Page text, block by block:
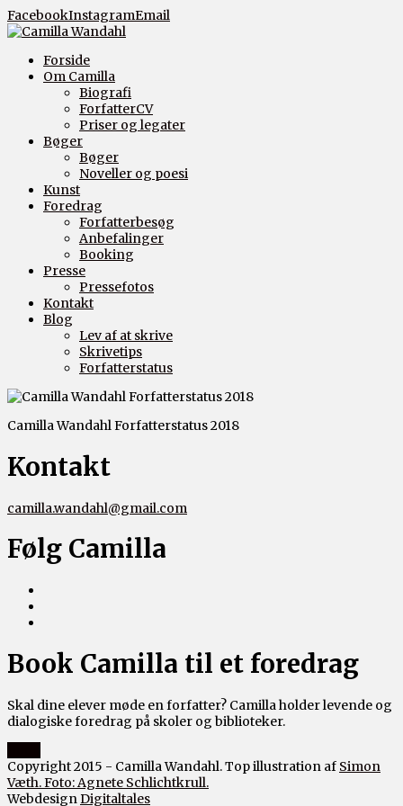
FacebookInstagramEmail
Forside
Om Camilla
Biografi
ForfatterCV
Priser og legater
Bøger
Bøger
Noveller og poesi
Kunst
Foredrag
Forfatterbesøg
Anbefalinger
Booking
Presse
Pressefotos
Kontakt
Blog
Lev af at skrive
Skrivetips
Forfatterstatus
Camilla Wandahl Forfatterstatus 2018
Kontakt
camilla.wandahl@gmail.com
Følg Camilla
Book Camilla til et foredrag
Skal dine elever møde en forfatter? Camilla holder levende og
dialogiske foredrag på skoler og biblioteker.
Copyright 2015 - Camilla Wandahl. Top illustration af Simon
Væth. Foto: Agnete Schlichtkrull.
Webdesign Digitaltales